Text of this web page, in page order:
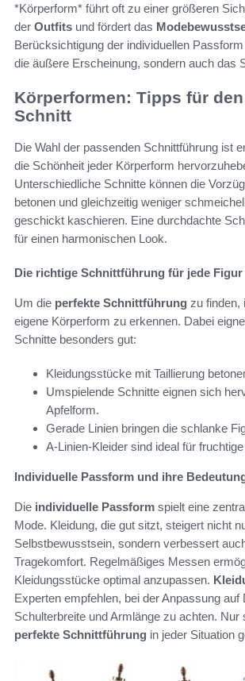
*Körperform* führt oft zu einer größeren
der Outfits und fördert das
Berücksichtigung der individuellen
die äußere Erscheinung, sondern auch das
Körperformen: Tipps für
Schnitt
Die Wahl der passenden Schnittführung ist
die Schönheit jeder Körperform
Unterschiedliche Schnitte können die
betonen und gleichzeitig weniger
geschickt kaschieren. Eine durchdachte
für einen harmonischen Look.
Die richtige Schnittführung für jede Figur
Um die perfekte Schnittführung zu finden,
eigene Körperform zu erkennen. Dabei
Schnitte besonders gut:
Kleidungsstücke mit Taillierung
Umspielende Schnitte eignen sich
Apfelform.
Gerade Linien bringen die schlanke
A-Linien-Kleider sind ideal für
Individuelle Passform und ihre
Die individuelle Passform spielt eine
Mode. Kleidung, die gut sitzt, steigert nicht
Selbstbewusstsein, sondern verbessert
Tragekomfort. Regelmäßiges Messen
Kleidungsstücke optimal anzupassen.
Experten empfehlen, bei der Anpassung auf
Schulterbreite und Armlänge zu achten. Nur
perfekte Schnittführung in jeder Situation